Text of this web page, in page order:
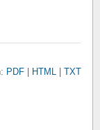
PDF HTML TXT